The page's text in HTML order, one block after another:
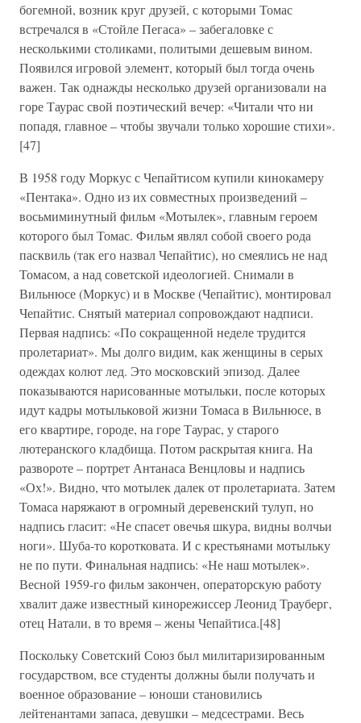
богемной, возник круг друзей, с которыми Томас
встречался в «Стойле Пегаса» – забегаловке с
несколькими столиками, политыми дешевым вином.
Появился игровой элемент, который был тогда очень
важен. Так однажды несколько друзей организовали на
горе Таурас свой поэтический вечер: «Читали что ни
попадя, главное – чтобы звучали только хорошие стихи».
[47]
В 1958 году Моркус с Чепайтисом купили кинокамеру
«Пентака». Одно из их совместных произведений –
восьмиминутный фильм «Мотылек», главным героем
которого был Томас. Фильм являл собой своего рода
пасквиль (так его назвал Чепайтис), но смеялись не над
Томасом, а над советской идеологией. Снимали в
Вильнюсе (Моркус) и в Москве (Чепайтис), монтировал
Чепайтис. Снятый материал сопровождают надписи.
Первая надпись: «По сокращенной неделе трудится
пролетариат». Мы долго видим, как женщины в серых
одеждах колют лед. Это московский эпизод. Далее
показываются нарисованные мотыльки, после которых
идут кадры мотыльковой жизни Томаса в Вильнюсе, в
его квартире, городе, на горе Таурас, у старого
лютеранского кладбища. Потом раскрытая книга. На
развороте – портрет Антанаса Венцловы и надпись
«Ох!». Видно, что мотылек далек от пролетариата. Затем
Томаса наряжают в огромный деревенский тулуп, но
надпись гласит: «Не спасет овечья шкура, видны волчьи
ноги». Шуба-то коротковата. И с крестьянами мотыльку
не по пути. Финальная надпись: «Не наш мотылек».
Весной 1959-го фильм закончен, операторскую работу
хвалит даже известный кинорежиссер Леонид Трауберг,
отец Натали, в то время – жены Чепайтиса.[48]
Поскольку Советский Союз был милитаризированным
государством, все студенты должны были получать и
военное образование – юноши становились
лейтенантами запаса, девушки – медсестрами. Весь